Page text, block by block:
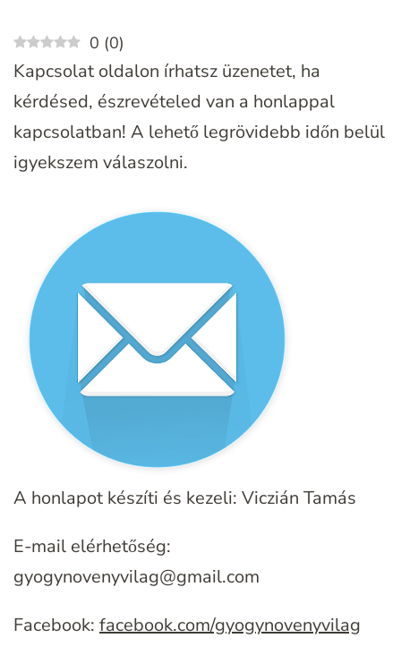
0 (0)
Kapcsolat oldalon írhatsz üzenetet, ha
kérdésed, észrevételed van a honlappal
kapcsolatban! A lehető legrövidebb időn belül
igyekszem válaszolni.
A honlapot készíti és kezeli: Viczián Tamás
E-mail elérhetőség:
gyogynovenyvilag@gmail.com
Facebook: facebook.com/gyogynovenyvilag